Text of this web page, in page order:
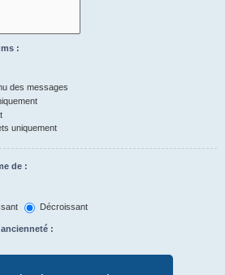
:
des messages
uniquement
de :
Décroissant
: